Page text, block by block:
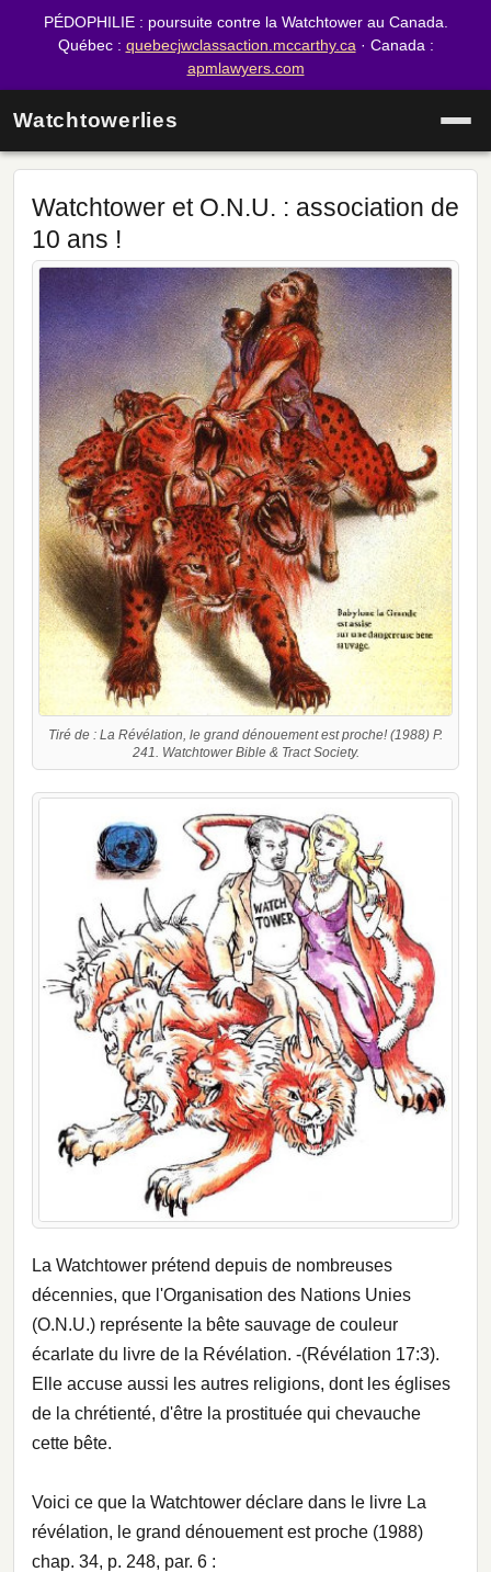
PÉDOPHILIE : poursuite contre la Watchtower au Canada.
Québec : quebecjwclassaction.mccarthy.ca · Canada :
apmlawyers.com
Watchtowerlies
Watchtower et O.N.U. : association de
10 ans !
Tiré de : La Révélation, le grand dénouement est proche! (1988) P.
241. Watchtower Bible & Tract Society.
La Watchtower prétend depuis de nombreuses
décennies, que l'Organisation des Nations Unies
(O.N.U.) représente la bête sauvage de couleur
écarlate du livre de la Révélation. -(Révélation 17:3).
Elle accuse aussi les autres religions, dont les églises
de la chrétienté, d'être la prostituée qui chevauche
cette bête.
Voici ce que la Watchtower déclare dans le livre La
révélation, le grand dénouement est proche (1988)
chap. 34, p. 248, par. 6 :